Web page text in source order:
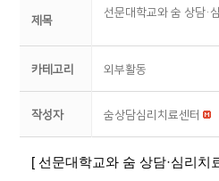
제목
선문대학교와 숨 상담·
카테고리 외부활동
작성자 숨상담심리치료센터
[ 선문대학교와 숨 상담·심리치